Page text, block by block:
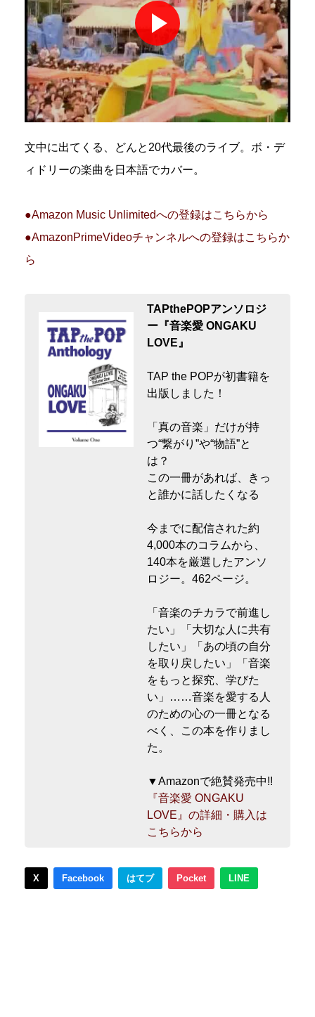
文中に出てくる、どんと20代最後のライブ。ボ・デ
ィドリーの楽曲を日本語でカバー。
●Amazon Music Unlimitedへの登録はこちらから
●AmazonPrimeVideoチャンネルへの登録はこちらか
ら
TAPthePOPアンソロジ
ー『音楽愛 ONGAKU
LOVE』
TAP the POPが初書籍を
出版しました！
「真の音楽」だけが持
つ“繋がり”や“物語”と
は？
この一冊があれば、きっ
と誰かに話したくなる
今までに配信された約
4,000本のコラムから、
140本を厳選したアンソ
ロジー。462ページ。
「音楽のチカラで前進し
たい」「大切な人に共有
したい」「あの頃の自分
を取り戻したい」「音楽
をもっと探究、学びた
い」……音楽を愛する人
のための心の一冊となる
べく、この本を作りまし
た。
▼Amazonで絶賛発売中!!
『音楽愛 ONGAKU
LOVE』の詳細・購入は
こちらから
X Facebook はてブ Pocket LINE